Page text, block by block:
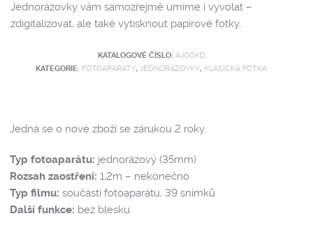
Jednorázovky vám samozřejmě umíme i vyvolat –
zdigitalizovat, ale také vytisknout papírové fotky.
KATALOGOVÉ ČÍSLO: AJ00KD
KATEGORIE: FOTOAPARÁTY, JEDNORÁZOVKY, KLASICKÁ FOTKA
Jedná se o nové zboží se zárukou 2 roky.
Typ fotoaparátu: jednorázový (35mm)
Rozsah zaostření: 1,2m – nekonečno
Typ filmu:součástí fotoaparátu, 39 snímků
Další funkce: bez blesku